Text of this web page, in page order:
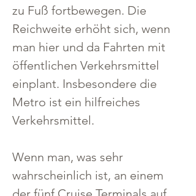
zu Fuß fortbewegen. Die
Reichweite erhöht sich, wenn
man hier und da Fahrten mit
öffentlichen Verkehrsmittel
einplant. Insbesondere die
Metro ist ein hilfreiches
Verkehrsmittel.
Wenn man, was sehr
wahrscheinlich ist, an einem